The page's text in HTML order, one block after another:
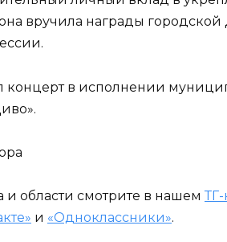
вручила награды
концерт в исполнении
и области смотрите в нашем
и «Одноклассники».